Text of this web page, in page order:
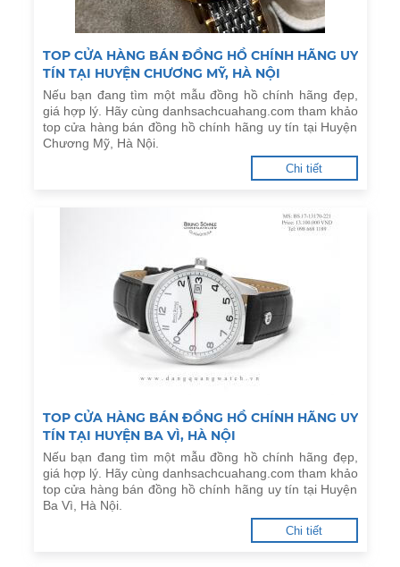
TOP CỬA HÀNG BÁN ĐỒNG HỒ CHÍNH HÃNG UY
TÍN TẠI HUYỆN CHƯƠNG MỸ, HÀ NỘI
Nếu bạn đang tìm một mẫu đồng hồ chính hãng đẹp,
giá hợp lý. Hãy cùng danhsachcuahang.com tham khảo
top cửa hàng bán đồng hồ chính hãng uy tín tại Huyện
Chương Mỹ, Hà Nội.
Chi tiết
TOP CỬA HÀNG BÁN ĐỒNG HỒ CHÍNH HÃNG UY
TÍN TẠI HUYỆN BA VÌ, HÀ NỘI
Nếu bạn đang tìm một mẫu đồng hồ chính hãng đẹp,
giá hợp lý. Hãy cùng danhsachcuahang.com tham khảo
top cửa hàng bán đồng hồ chính hãng uy tín tại Huyện
Ba Vì, Hà Nội.
Chi tiết